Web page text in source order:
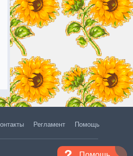
Регламент Помощь